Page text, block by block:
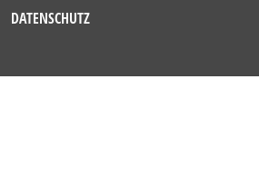
DATENSCHUTZ